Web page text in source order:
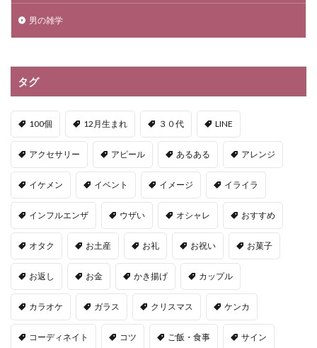
男の雑学
タグ
100個 12月生まれ ３０代 LINE
アクセサリー アピール あるある アレンジ
イケメン イベント イメージ イライラ
インフルエンザ ウザい オシャレ おすすめ
オタク お土産 お礼 お祝い お菓子
お返し お金 かき揚げ カップル
カラオケ ガラス クリスマス ケンカ
コーディネイト コツ ご飯・食事 サイン